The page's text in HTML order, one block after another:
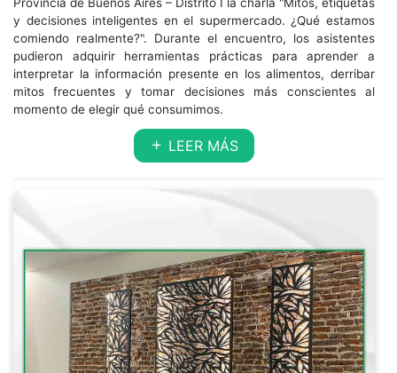
y decisiones inteligentes en el supermercado. ¿Qué estamos
comiendo realmente?". Durante el encuentro, los asistentes
pudieron adquirir herramientas prácticas para aprender a
interpretar la información presente en los alimentos, derribar
mitos frecuentes y tomar decisiones más conscientes al
momento de elegir qué consumimos.
LEER MÁS